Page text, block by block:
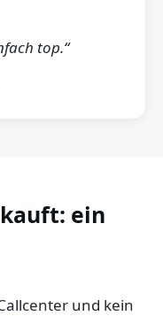
top.“
ein
und kein